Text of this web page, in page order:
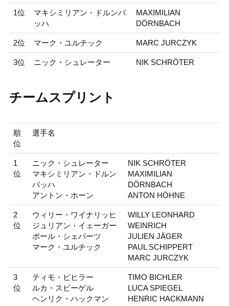
1位
マキシミリアン・ドルンバ
ッハ
MAXIMILIAN
DÖRNBACH
2位 マーク・ユルチック MARC JURCZYK
3位 ニック・シュレーター NIK SCHRÖTER
チームスプリント
順
位
選手名
1
位
ニック・シュレーター
マキシミリアン・ドルン
バッハ
アントン・ホーン
NIK SCHRÖTER
MAXIMILIAN
DÖRNBACH
ANTON HÖHNE
2
位
ウィリー・ワイナリッヒ
ジュリアン・イェーガー
ポール・シェパーツ
マーク・ユルチック
WILLY LEONHARD
WEINRICH
JULIEN JÄGER
PAUL SCHIPPERT
MARC JURCZYK
3
位
ティモ・ビヒラー
ルカ・スピーゲル
ヘンリク・ハックマン
TIMO BICHLER
LUCA SPIEGEL
HENRIC HACKMANN